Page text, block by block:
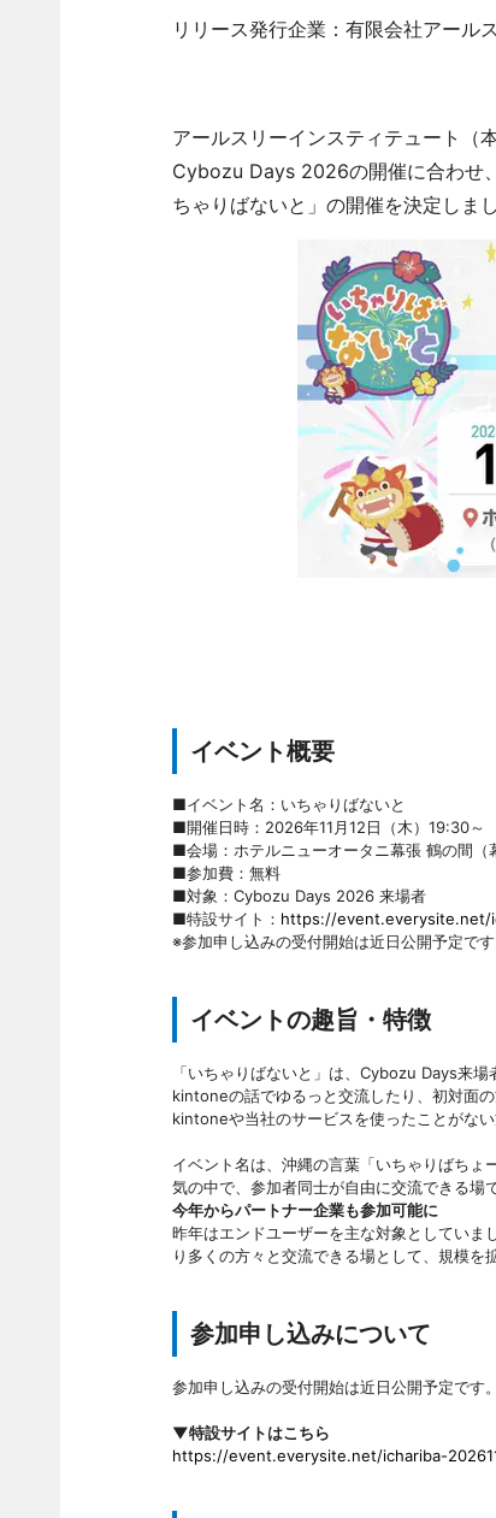
リリース発行企業：有限会社アール
アールスリーインスティテュート（
Cybozu Days 2026の開催に合わせ
ちゃりばないと」の開催を決定しまし
イベント概要
■イベント名：いちゃりばないと
■開催日時：2026年11月12日（木）19:30～
■会場：ホテルニューオータニ幕張 鶴の間（
■参加費：無料
■対象：Cybozu Days 2026 来場者
■特設サイト： https://event.everysite.net/
※参加申し込みの受付開始は近日公開予定です
イベントの趣旨・特徴
「いちゃりばないと」は、Cybozu Days来場
kintoneの話でゆるっと交流したり、初対面
kintoneや当社のサービスを使ったことがな
イベント名は、沖縄の言葉「いちゃりばちょ
気の中で、参加者同士が自由に交流できる場で
今年からパートナー企業も参加可能に
昨年はエンドユーザーを主な対象としてい
り多くの方々と交流できる場として、規模を
参加申し込みについて
参加申し込みの受付開始は近日公開予定です
▼特設サイトはこちら
https://event.everysite.net/ichariba-